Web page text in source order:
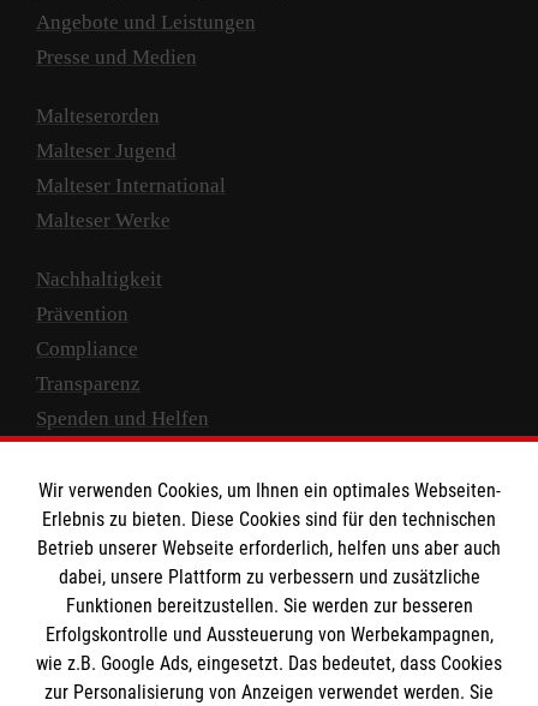
Angebote und Leistungen
Presse und Medien
Malteserorden
Malteser Jugend
Malteser International
Malteser Werke
Nachhaltigkeit
Prävention
Compliance
Transparenz
Spenden und Helfen
Empfänger: Malteser Hilfsdienst e.V.
IBAN: DE10 3706 0120 1201 2000 12
BIC: GENODED 1PA7
Wir verwenden Cookies, um Ihnen ein optimales Webseiten-
Erlebnis zu bieten. Diese Cookies sind für den technischen
Betrieb unserer Webseite erforderlich, helfen uns aber auch
dabei, unsere Plattform zu verbessern und zusätzliche
Funktionen bereitzustellen. Sie werden zur besseren
Erfolgskontrolle und Aussteuerung von Werbekampagnen,
wie z.B. Google Ads, eingesetzt. Das bedeutet, dass Cookies
zur Personalisierung von Anzeigen verwendet werden. Sie